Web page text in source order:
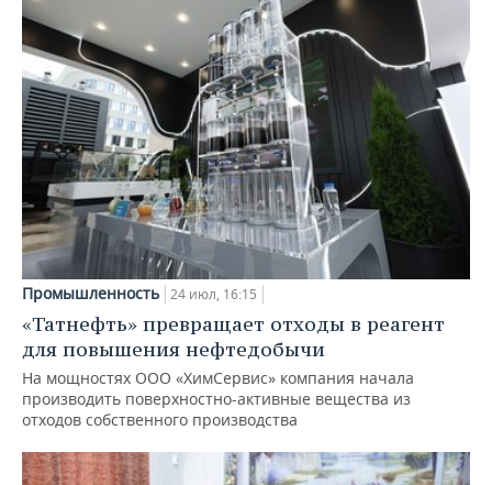
Промышленность 24 июл, 16:15
«Татнефть» превращает отходы в реагент
для повышения нефтедобычи
На мощностях ООО «ХимСервис» компания начала
производить поверхностно-активные вещества из
отходов собственного производства